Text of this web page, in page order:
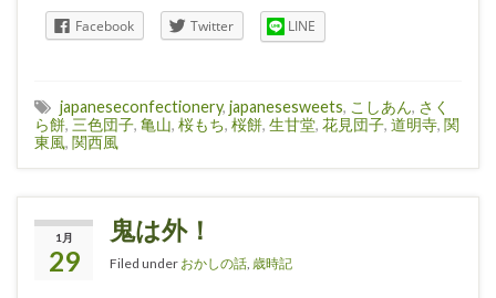
Facebook Twitter LINE
japaneseconfectionery, japanesesweets, こしあん, さく
ら餅, 三色団子, 亀山, 桜もち, 桜餅, 生甘堂, 花見団子, 道明寺, 関
東風, 関西風
1月
29
鬼は外！
Filed under おかしの話, 歳時記